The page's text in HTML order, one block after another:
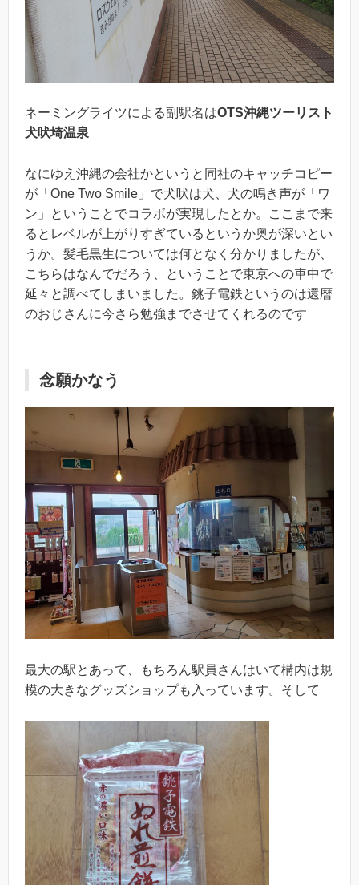
ネーミングライツによる副駅名はOTS沖縄ツーリスト
犬吠埼温泉
なにゆえ沖縄の会社かというと同社のキャッチコピー
が「One Two Smile」で犬吠は犬、犬の鳴き声が「ワ
ン」ということでコラボが実現したとか。ここまで来
るとレベルが上がりすぎているというか奥が深いとい
うか。髪毛黒生については何となく分かりましたが、
こちらはなんでだろう、ということで東京への車中で
延々と調べてしまいました。銚子電鉄というのは還暦
のおじさんに今さら勉強までさせてくれるのです
念願かなう
最大の駅とあって、もちろん駅員さんはいて構内は規
模の大きなグッズショップも入っています。そして